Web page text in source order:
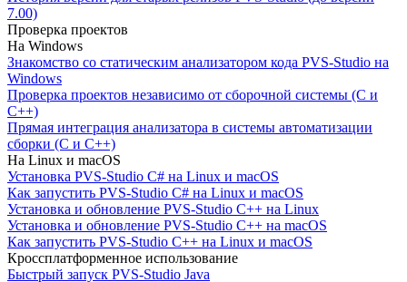
7.00)
Проверка проектов
На Windows
Знакомство со статическим анализатором кода PVS-Studio на
Windows
Проверка проектов независимо от сборочной системы (C и
C++)
Прямая интеграция анализатора в системы автоматизации
сборки (C и C++)
На Linux и macOS
Установка PVS-Studio C# на Linux и macOS
Как запустить PVS-Studio C# на Linux и macOS
Установка и обновление PVS-Studio C++ на Linux
Установка и обновление PVS-Studio C++ на macOS
Как запустить PVS-Studio C++ на Linux и macOS
Кроссплатформенное использование
Быстрый запуск PVS-Studio Java